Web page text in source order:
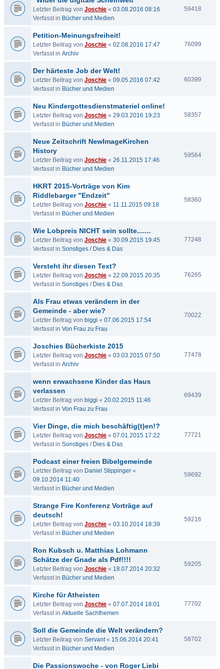
Letzter Beitrag von Joschie « 03.08.2016 08:16
Verfasst in Bücher und Medien
59418
Petition-Meinungsfreiheit!
Letzter Beitrag von Joschie « 02.08.2016 17:47
Verfasst in Archiv
76099
Der härteste Job der Welt!
Letzter Beitrag von Joschie « 09.05.2016 07:42
Verfasst in Bücher und Medien
60399
Neu Kindergottesdienstmateriel online!
Letzter Beitrag von Joschie « 29.03.2016 19:23
Verfasst in Bücher und Medien
58357
Neue Zeitschrift NewImageKirchen
History
Letzter Beitrag von Joschie « 26.11.2015 17:46
Verfasst in Bücher und Medien
59564
HKRT 2015-Vorträge von Kim
Riddlebarger "Endzeit"
Letzter Beitrag von Joschie « 11.11.2015 09:18
Verfasst in Bücher und Medien
58360
Wie Lobpreis NICHT sein sollte.......
Letzter Beitrag von Joschie « 30.09.2015 19:45
Verfasst in Sonstiges / Dies & Das
77248
Versteht ihr diesen Text?
Letzter Beitrag von Joschie « 22.09.2015 20:35
Verfasst in Sonstiges / Dies & Das
76265
Als Frau etwas verändern in der
Gemeinde - aber wie?
Letzter Beitrag von biggi « 07.06.2015 17:54
Verfasst in Von Frau zu Frau
70022
Joschies Bücherkiste 2015
Letzter Beitrag von Joschie « 03.03.2015 07:50
Verfasst in Archiv
77478
wenn erwachsene Kinder das Haus
verlassen
Letzter Beitrag von biggi « 20.02.2015 11:46
Verfasst in Von Frau zu Frau
69439
Vier Dinge, die mich beschäftig(t)en!?
Letzter Beitrag von Joschie « 07.01.2015 17:22
Verfasst in Sonstiges / Dies & Das
77721
Podcast einer freien Bibelgemeinde
Letzter Beitrag von Daniel Stippinger «
09.10.2014 11:40
Verfasst in Bücher und Medien
59692
Strange Fire Konferenz Vorträge auf
deutsch!
Letzter Beitrag von Joschie « 03.10.2014 18:39
Verfasst in Bücher und Medien
59216
Ron Kubsch u. Matthias Lohmann
Schätze der Gnade als Pdf!!!!
Letzter Beitrag von Joschie « 18.07.2014 20:32
Verfasst in Bücher und Medien
59205
Kirche für Atheisten
Letzter Beitrag von Joschie « 07.07.2014 18:01
Verfasst in Aktuelle Sachthemen
77702
Soll die Gemeinde die Welt verändern?
Letzter Beitrag von Servant« 15.06.2014 20:41
Verfasst in Bücher und Medien
58702
Die Passionswoche - von Roger Liebi